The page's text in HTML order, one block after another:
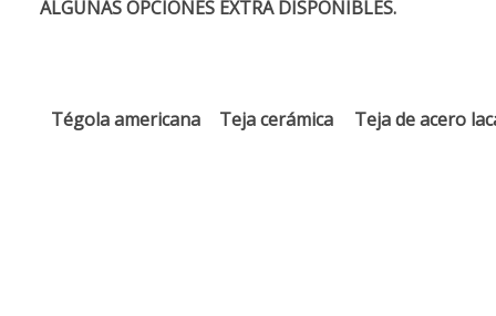
ALGUNAS OPCIONES EXTRA DISPONIBLES.
Tégola americana Teja cerámica Teja de acero